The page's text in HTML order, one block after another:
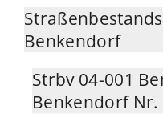
Benkendorf
Strbv 04-001
Benkendorf Nr.